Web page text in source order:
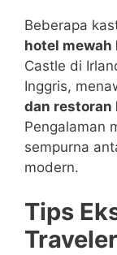
Beberapa
hotel
Castle di
Inggris,
dan
Pengalaman
sempurna
modern.
Tips
Traveler